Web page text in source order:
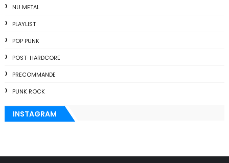
NU METAL
PLAYLIST
POP PUNK
POST-HARDCORE
PRECOMMANDE
PUNK ROCK
INSTAGRAM